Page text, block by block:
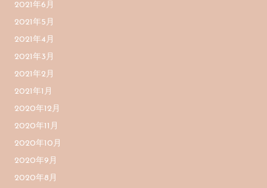
2021年6月
2021年5月
2021年4月
2021年3月
2021年2月
2021年1月
2020年12月
2020年11月
2020年10月
2020年9月
2020年8月